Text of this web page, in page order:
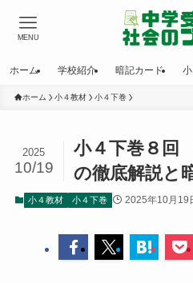
MENU
ホーム 学校紹介 暗記カード
ホーム 小４教材 小４下巻
小４下巻８回
の徹底解説と
2025
10/19
小４教材 小４下巻 2025年10月19